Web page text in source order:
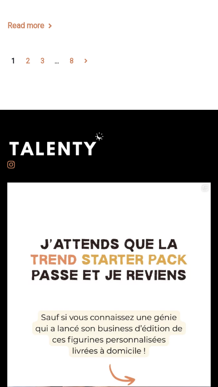
Read more
1 2 3 … 8